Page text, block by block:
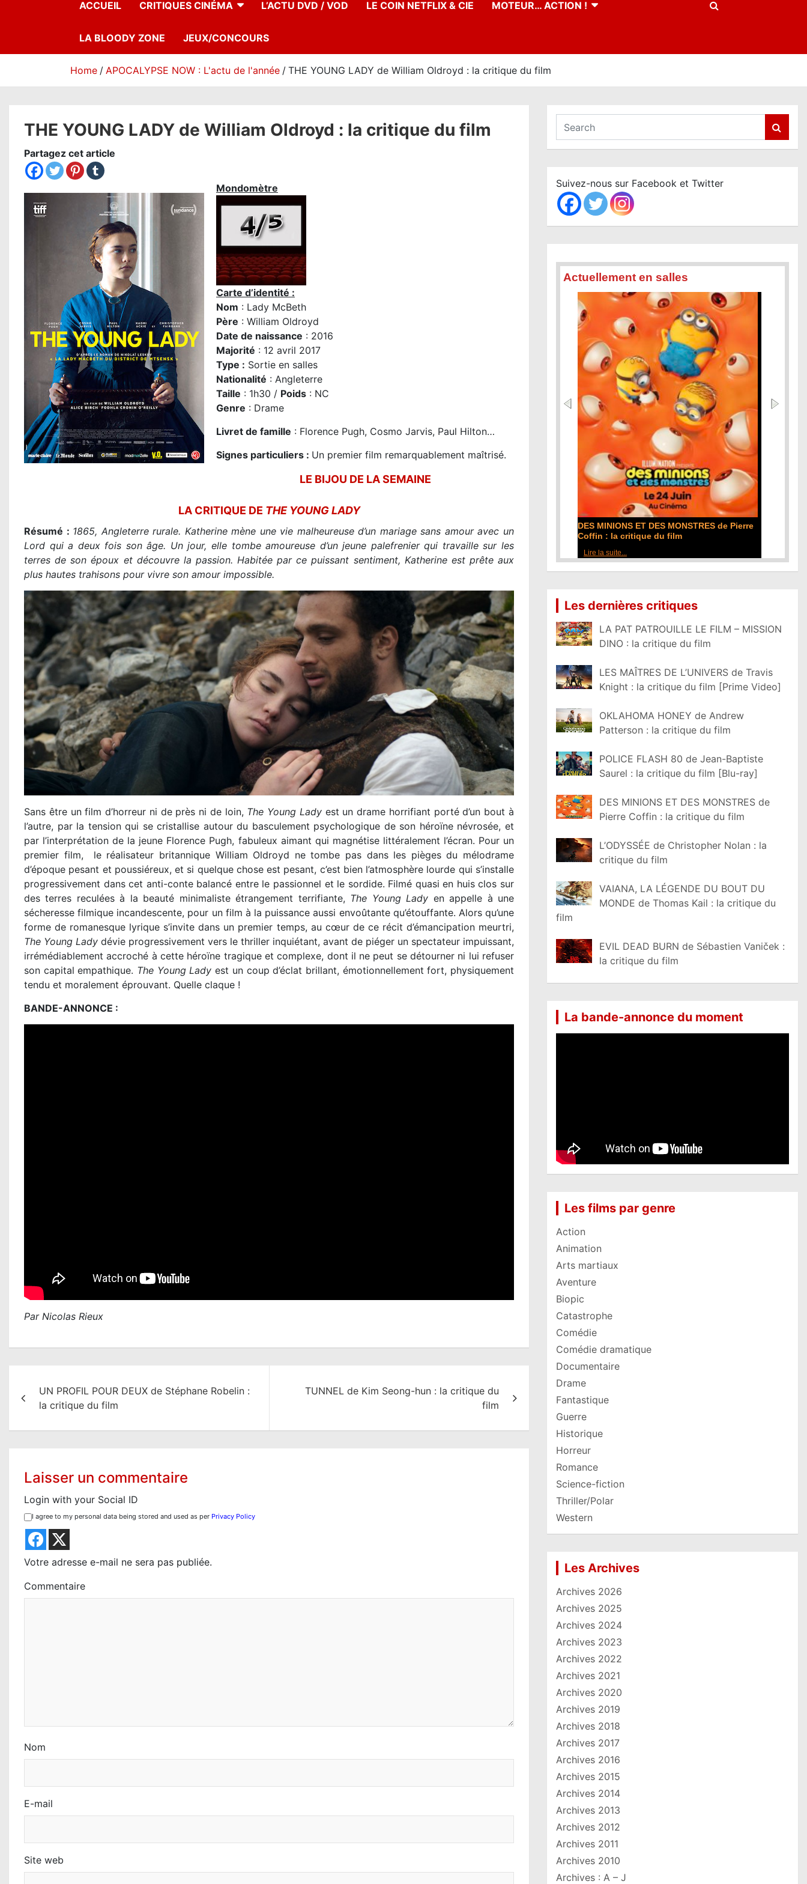
ACCUEIL CRITIQUES CINÉMA L’ACTU DVD / VOD LE COIN NETFLIX & CIE MOTEUR… ACTION !
LA BLOODY ZONE JEUX/CONCOURS
Home APOCALYPSE NOW : L'actu de l'année THE YOUNG LADY de William Oldroyd : la critique du film
THE YOUNG LADY de William Oldroyd : la critique du film
Partagez cet article
Mondomètre
Carte d’identité :
Nom : Lady McBeth
Père : William Oldroyd
Date de naissance : 2016
Majorité : 12 avril 2017
Type : Sortie en salles
Nationalité : Angleterre
Taille : 1h30 / Poids : NC
Genre : Drame
Livret de famille : Florence Pugh, Cosmo Jarvis, Paul Hilton…
Signes particuliers : Un premier film remarquablement maîtrisé.
LE BIJOU DE LA SEMAINE
LA CRITIQUE DE THE YOUNG LADY
Résumé : 1865, Angleterre rurale. Katherine mène une vie malheureuse d’un mariage sans amour avec un
Lord qui a deux fois son âge. Un jour, elle tombe amoureuse d’un jeune palefrenier qui travaille sur les
terres de son époux et découvre la passion. Habitée par ce puissant sentiment, Katherine est prête aux
plus hautes trahisons pour vivre son amour impossible.
Sans être un film d’horreur ni de près ni de loin, The Young Ladyest un drame horrifiant porté d’un bout à
l’autre, par la tension qui se cristallise autour du basculement psychologique de son héroïne névrosée, et
par l’interprétation de la jeune Florence Pugh, fabuleux aimant qui magnétise littéralement l’écran. Pour un
premier film, le réalisateur britannique William Oldroyd ne tombe pas dans les pièges du mélodrame
d’époque pesant et poussiéreux, et si quelque chose est pesant, c’est bien l’atmosphère lourde qui s’installe
progressivement dans cet anti-conte balancé entre le passionnel et le sordide. Filmé quasi en huis clos sur
des terres reculées à la beauté minimaliste étrangement terrifiante, The Young Lady en appelle à une
sécheresse filmique incandescente, pour un film à la puissance aussi envoûtante qu’étouffante. Alors qu’une
forme de romanesque lyrique s’invite dans un premier temps, au cœur de ce récit d’émancipation meurtri,
The Young Lady dévie progressivement vers le thriller inquiétant, avant de piéger un spectateur impuissant,
irrémédiablement accroché à cette héroïne tragique et complexe, dont il ne peut se détourner ni lui refuser
son capital empathique. The Young Lady est un coup d’éclat brillant, émotionnellement fort, physiquement
tendu et moralement éprouvant. Quelle claque !
BANDE-ANNONCE :
Par Nicolas Rieux
UN PROFIL POUR DEUX de Stéphane Robelin :
la critique du film
TUNNEL de Kim Seong-hun : la critique du
film
Laisser un commentaire
Login with your Social ID
I agree to my personal data being stored and used as per Privacy Policy
Votre adresse e-mail ne sera pas publiée.
Commentaire
Nom
E-mail
Site web
a
c
h
Suivez-nous sur Facebook et Twitter
Actuellement en salles
DES MINIONS ET DES MONSTRES de Pierre
Coffin : la critique du film
L'ODYSSÉE de Christopher Nolan : la
critique du film
Les dernières critiques
LA PAT PATROUILLE LE FILM – MISSION
DINO : la critique du film
LES MAÎTRES DE L’UNIVERS de Travis
Knight : la critique du film [Prime Video]
OKLAHOMA HONEY de Andrew
Patterson : la critique du film
POLICE FLASH 80 de Jean-Baptiste
Saurel : la critique du film [Blu-ray]
DES MINIONS ET DES MONSTRES de
Pierre Coffin : la critique du film
L’ODYSSÉE de Christopher Nolan : la
critique du film
VAIANA, LA LÉGENDE DU BOUT DU
MONDE de Thomas Kail : la critique du
film
EVIL DEAD BURN de Sébastien Vaniček :
la critique du film
La bande-annonce du moment
Les films par genre
Action
Animation
Arts martiaux
Aventure
Biopic
Catastrophe
Comédie
Comédie dramatique
Documentaire
Drame
Fantastique
Guerre
Historique
Horreur
Romance
Science-fiction
Thriller/Polar
Western
Les Archives
Archives 2026
Archives 2025
Archives 2024
Archives 2023
Archives 2022
Archives 2021
Archives 2020
Archives 2019
Archives 2018
Archives 2017
Archives 2016
Archives 2015
Archives 2014
Archives 2013
Archives 2012
Archives 2011
Archives 2010
Archives : A – J